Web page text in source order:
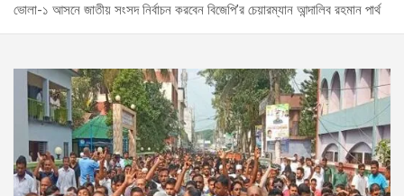
ভোলা-১ আসনে জাতীয় সংসদ নির্বাচন করবেন বিজেপি’র চেয়ারম্যান আন্দালিব রহমান পার্থ